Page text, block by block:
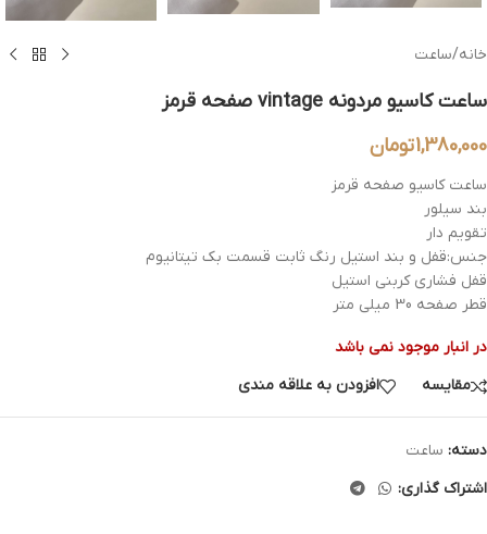
خانه/ساعت
ساعت کاسیو مردونه vintage صفحه قرمز
1,380,000تومان
ساعت کاسیو صفحه قرمز
بند سیلور
تقویم دار
جنس:قفل و بند استیل رنگ ثابت قسمت بک تیتانیوم
قفل فشاری کربنی استیل
قطر صفحه 30 میلی متر
در انبار موجود نمی باشد
مقایسه
افزودن به علاقه مندی
دسته: ساعت
اشتراک گذاری: